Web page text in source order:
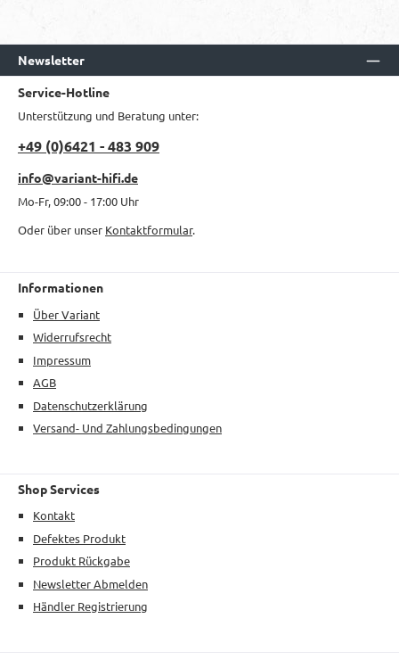
Newsletter
Service-Hotline
Unterstützung und Beratung unter:
+49 (0)6421 - 483 909
info@variant-hifi.de
Mo-Fr, 09:00 - 17:00 Uhr
Oder über unser Kontaktformular.
Informationen
Über Variant
Widerrufsrecht
Impressum
AGB
Datenschutzerklärung
Versand- Und Zahlungsbedingungen
Shop Services
Kontakt
Defektes Produkt
Produkt Rückgabe
Newsletter Abmelden
Händler Registrierung